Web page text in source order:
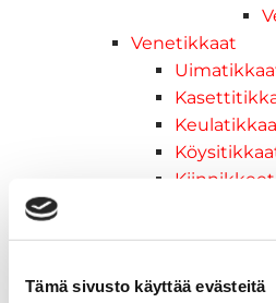
Tämä sivusto käyttää evästeitä
Venetikkaat
Pidike